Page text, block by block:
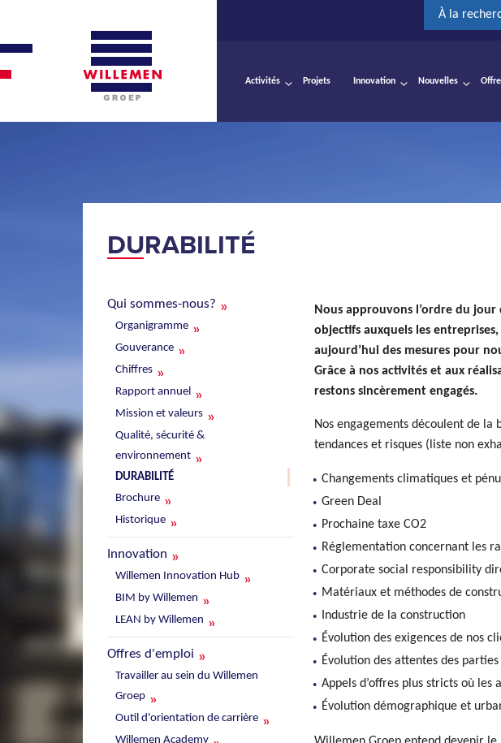
À la
Activités Projets Innovation Nouvelles
DURABILITÉ
Qui sommes-nous?
Organigramme
Gouverance
Chiffres
Rapport annuel
Mission et valeurs
Qualité, sécurité &
environnement
DURABILITÉ
Brochure
Historique
Innovation
Willemen Innovation Hub
BIM by Willemen
LEAN by Willemen
Offres d'emploi
Travailler au sein du Willemen
Groep
Outil d'orientation de carrière
Willemen Academy
Nous approuvons l’ordre du jour
objectifs auxquels les
aujourd’hui des mesures pour
Grâce à nos activités et aux
restons sincèrement engagés.
Nos engagements découlent de
tendances et risques (liste non
Changements climatiques et
Green Deal
Prochaine taxe CO2
Réglementation concernant les
Corporate social responsibility
Matériaux et méthodes de
Industrie de la construction
Évolution des exigences de nos
Évolution des attentes des
Appels d’offres plus stricts où
Évolution démographique et